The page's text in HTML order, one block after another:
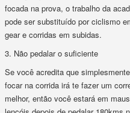
focada na prova, o trabalho da
pode ser substituído por ciclismo
gear e corridas em subidas.
3. Não pedalar o suficiente
Se você acredita que simplesmente
focar na corrida irá te fazer um
melhor, então você estará em maus